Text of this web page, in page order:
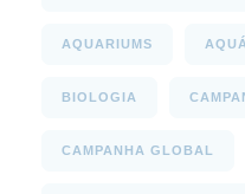
AQUARIUMS
BIOLOGIA
CAMPANHA GLOBAL